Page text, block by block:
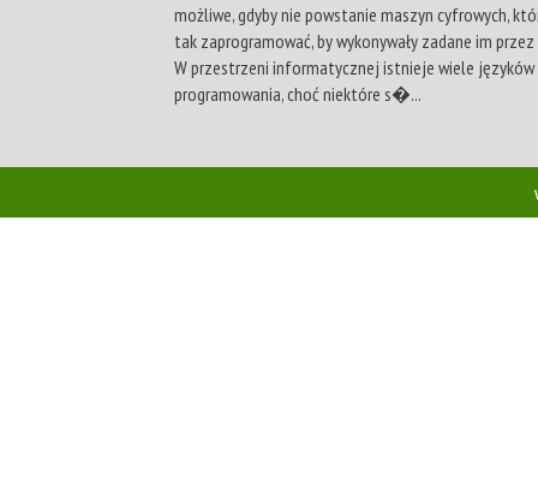
możliwe, gdyby nie powstanie maszyn cyfrowych,
tak zaprogramować, by wykonywały zadane im
W przestrzeni informatycznej istnieje wiele języków
programowania, choć niektóre s�...